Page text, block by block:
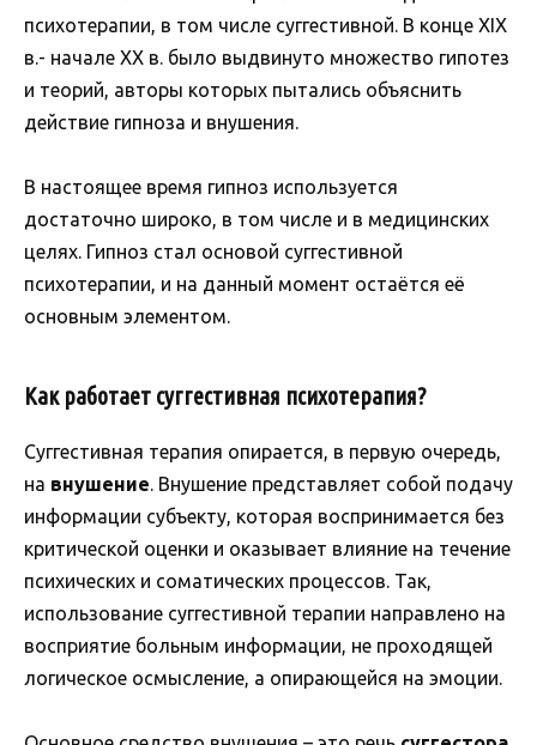
психотерапии, в том числе суггестивной. В конце XIX
в.- начале XX в. было выдвинуто множество гипотез
и теорий, авторы которых пытались объяснить
действие гипноза и внушения.
В настоящее время гипноз используется
достаточно широко, в том числе и в медицинских
целях. Гипноз стал основой суггестивной
психотерапии, и на данный момент остаётся её
основным элементом.
Как работает суггестивная психотерапия?
Суггестивная терапия опирается, в первую очередь,
на внушение. Внушение представляет собой подачу
информации субъекту, которая воспринимается без
критической оценки и оказывает влияние на течение
психических и соматических процессов. Так,
использование суггестивной терапии направлено на
восприятие больным информации, не проходящей
логическое осмысление, а опирающейся на эмоции.